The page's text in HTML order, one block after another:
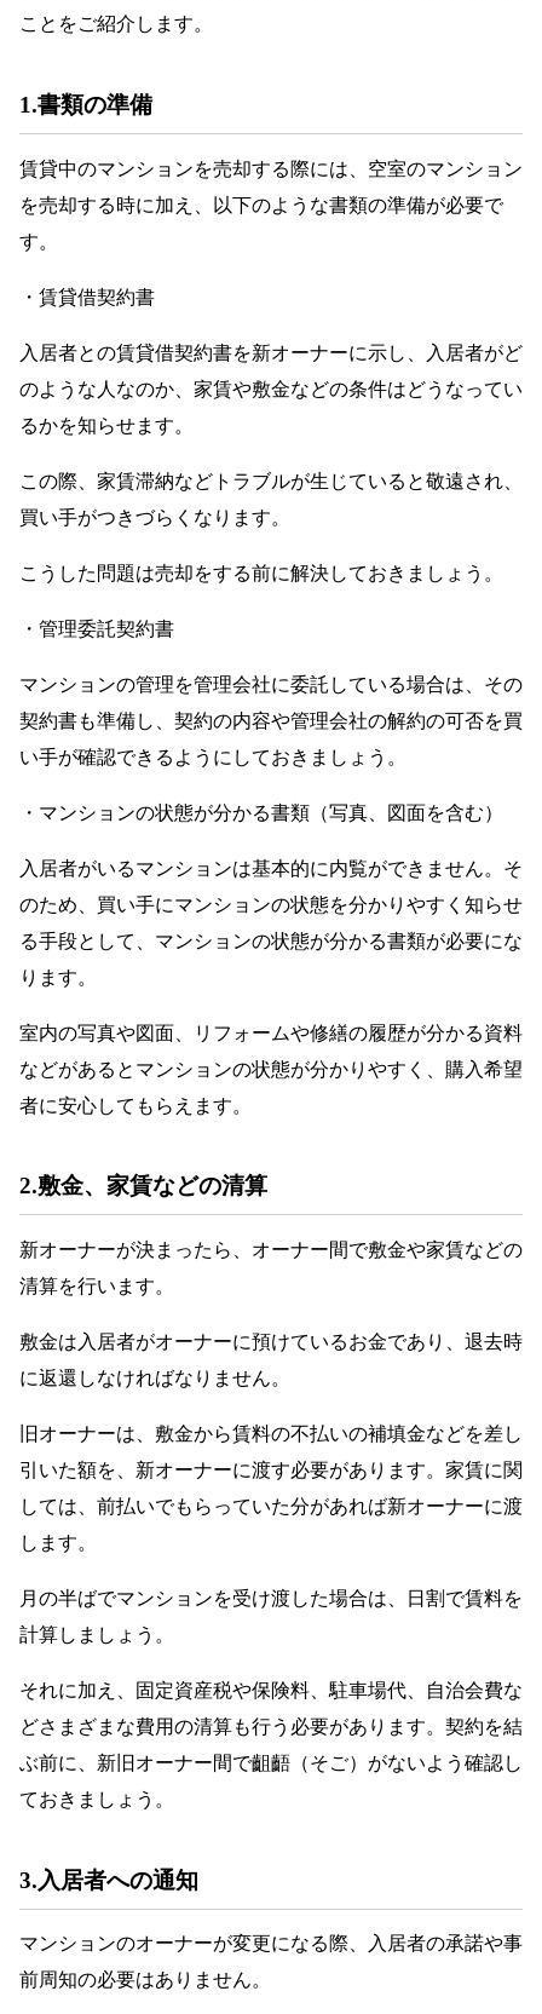
ことをご紹介します。
1.書類の準備
賃貸中のマンションを売却する際には、空室のマンション
を売却する時に加え、以下のような書類の準備が必要で
す。
・賃貸借契約書
入居者との賃貸借契約書を新オーナーに示し、入居者がど
のような人なのか、家賃や敷金などの条件はどうなってい
るかを知らせます。
この際、家賃滞納などトラブルが生じていると敬遠され、
買い手がつきづらくなります。
こうした問題は売却をする前に解決しておきましょう。
・管理委託契約書
マンションの管理を管理会社に委託している場合は、その
契約書も準備し、契約の内容や管理会社の解約の可否を買
い手が確認できるようにしておきましょう。
・マンションの状態が分かる書類（写真、図面を含む）
入居者がいるマンションは基本的に内覧ができません。そ
のため、買い手にマンションの状態を分かりやすく知らせ
る手段として、マンションの状態が分かる書類が必要にな
ります。
室内の写真や図面、リフォームや修繕の履歴が分かる資料
などがあるとマンションの状態が分かりやすく、購入希望
者に安心してもらえます。
2.敷金、家賃などの清算
新オーナーが決まったら、オーナー間で敷金や家賃などの
清算を行います。
敷金は入居者がオーナーに預けているお金であり、退去時
に返還しなければなりません。
旧オーナーは、敷金から賃料の不払いの補填金などを差し
引いた額を、新オーナーに渡す必要があります。家賃に関
しては、前払いでもらっていた分があれば新オーナーに渡
します。
月の半ばでマンションを受け渡した場合は、日割で賃料を
計算しましょう。
それに加え、固定資産税や保険料、駐車場代、自治会費な
どさまざまな費用の清算も行う必要があります。契約を結
ぶ前に、新旧オーナー間で齟齬（そご）がないよう確認し
ておきましょう。
3.入居者への通知
マンションのオーナーが変更になる際、入居者の承諾や事
前周知の必要はありません。